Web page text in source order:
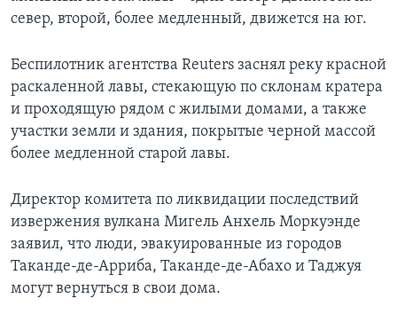
север, второй, более медленный, движется на юг.
Беспилотник агентства Reuters заснял реку красной
раскаленной лавы, стекающую по склонам кратера
и проходящую рядом с жилыми домами, а также
участки земли и здания, покрытые черной массой
более медленной старой лавы.
Директор комитета по ликвидации последствий
извержения вулкана Мигель Анхель Моркуэнде
заявил, что люди, эвакуированные из городов
Таканде-де-Арриба, Таканде-де-Абахо и Таджуя
могут вернуться в свои дома.